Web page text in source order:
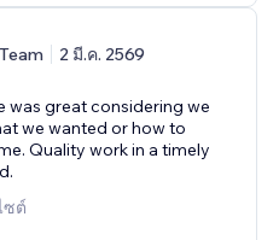
2 มี.ค. 2569
was great considering we
we wanted or how to
Quality work in a timely
ซต์